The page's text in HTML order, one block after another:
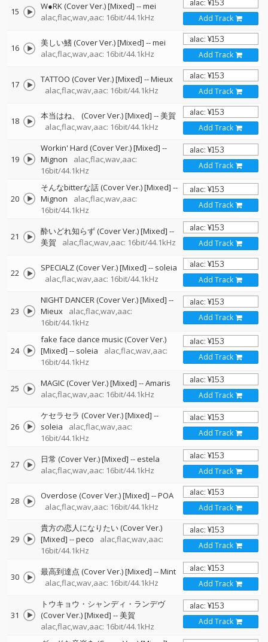
15 W●RK (Cover Ver.) [Mixed] --mei
alac,flac,wav,aac: 16bit/44.1kHz
Add Track
16 美しい鰭 (Cover Ver.) [Mixed] --mei
alac,flac,wav,aac: 16bit/44.1kHz
Add Track
17 TATTOO (Cover Ver.) [Mixed] --Mieux
alac,flac,wav,aac: 16bit/44.1kHz
Add Track
18 本当はね、 (Cover Ver.) [Mixed] --美賀
alac,flac,wav,aac: 16bit/44.1kHz
Add Track
19
Workin' Hard (Cover Ver.) [Mixed] --
Mignon
alac,flac,wav,aac:
16bit/44.1kHz
Add Track
20
そんなbitterな話 (Cover Ver.) [Mixed] --
Mignon
alac,flac,wav,aac:
16bit/44.1kHz
Add Track
21 酔いどれ知らず (Cover Ver.) [Mixed] --
美賀
alac,flac,wav,aac: 16bit/44.1kHz Add Track
22 SPECIALZ (Cover Ver.) [Mixed] -- soleia
alac,flac,wav,aac: 16bit/44.1kHz
Add Track
23
NIGHT DANCER (Cover Ver.) [Mixed] --
Mieux
alac,flac,wav,aac:
16bit/44.1kHz
Add Track
24
fake face dance music (Cover Ver.)
[Mixed] -- soleia
alac,flac,wav,aac:
16bit/44.1kHz
Add Track
25 MAGIC (Cover Ver.) [Mixed] --Amaris
alac,flac,wav,aac: 16bit/44.1kHz
Add Track
26
ケセラセラ (Cover Ver.) [Mixed] --
soleia
alac,flac,wav,aac:
16bit/44.1kHz
Add Track
27 日常 (Cover Ver.) [Mixed] --estela
alac,flac,wav,aac: 16bit/44.1kHz
Add Track
28 Overdose (Cover Ver.) [Mixed] --POA
alac,flac,wav,aac: 16bit/44.1kHz
Add Track
29
貴方の恋人になりたい (Cover Ver.)
[Mixed] --peco
alac,flac,wav,aac:
16bit/44.1kHz
Add Track
30 最高到達点 (Cover Ver.) [Mixed] --Mint
alac,flac,wav,aac: 16bit/44.1kHz
Add Track
31
トウキョウ・シャンディ・ランデヴ
(Cover Ver.) [Mixed] --美賀
alac,flac,wav,aac: 16bit/44.1kHz
Add Track